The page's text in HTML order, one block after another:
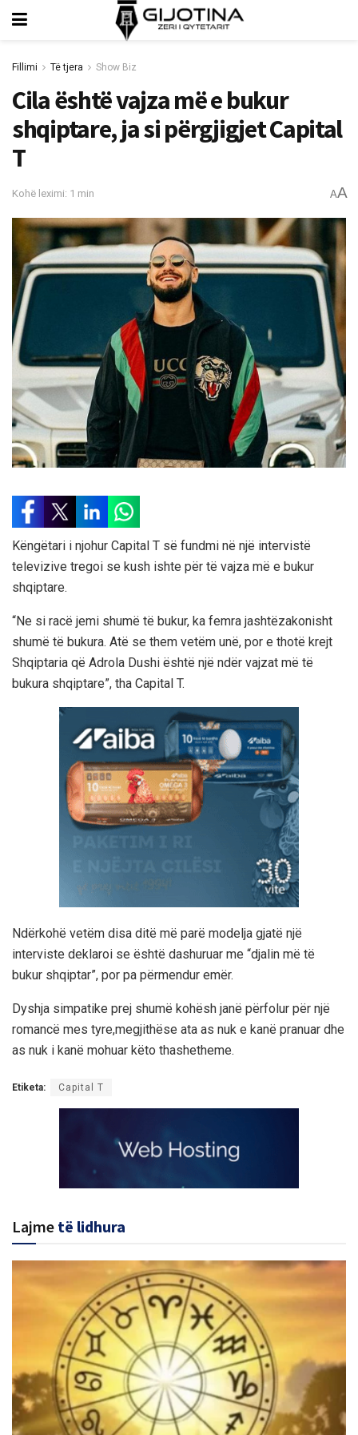
Fillimi Të tjera Show Biz
Cila është vajza më e bukur
shqiptare, ja si përgjigjet Capital
T
Kohë leximi: 1 min AA
Këngëtari i njohur Capital T së fundmi në një intervistë
televizive tregoi se kush ishte për të vajza më e bukur
shqiptare.
“Ne si racë jemi shumë të bukur, ka femra jashtëzakonisht
shumë të bukura. Atë se them vetëm unë, por e thotë krejt
Shqiptaria që Adrola Dushi është një ndër vajzat më të
bukura shqiptare”, tha Capital T.
Ndërkohë vetëm disa ditë më parë modelja gjatë një
interviste deklaroi se është dashuruar me “djalin më të
bukur shqiptar”, por pa përmendur emër.
Dyshja simpatike prej shumë kohësh janë përfolur për një
romancë mes tyre,megjithëse ata as nuk e kanë pranuar dhe
as nuk i kanë mohuar këto thashetheme.
Etiketa: Capital T
Lajme të lidhura